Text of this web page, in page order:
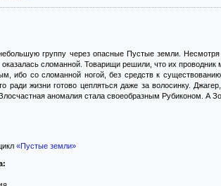
группу через опасные Пустые земли.
оказалась сломанной. Товарищи решили, что их
ибо со сломанной ногой, без средств к
ради жизни готово цепляться даже за волосинку.
аномалия стала своеобразным Рубиконом. А
«Пустые земли»